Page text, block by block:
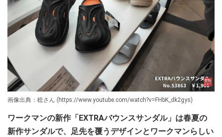
画像出典：稔さん (https://www.youtube.com/watch?v=FHbK_dk2gys)
ワークマンの新作「EXTRAバウンスサンダル」は春夏の
新作サンダルで、足先を覆うデザインとワークマンらしい